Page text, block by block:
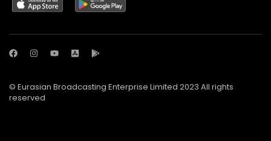
© Eurasian Broadcasting Enterprise Limited 2023 All rights
reserved